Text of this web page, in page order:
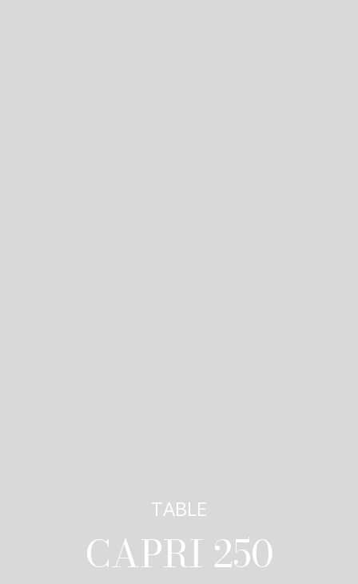
TABLE
CAPRI 250